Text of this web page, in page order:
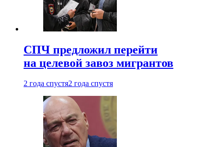
СПЧ предложил перейти
на целевой завоз мигрантов
2 года спустя2 года спустя